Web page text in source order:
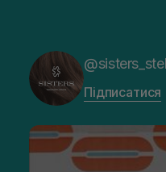
Підписатися